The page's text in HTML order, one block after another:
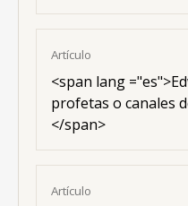
Artículo
<span lang
profetas o canales
</span>
Artículo